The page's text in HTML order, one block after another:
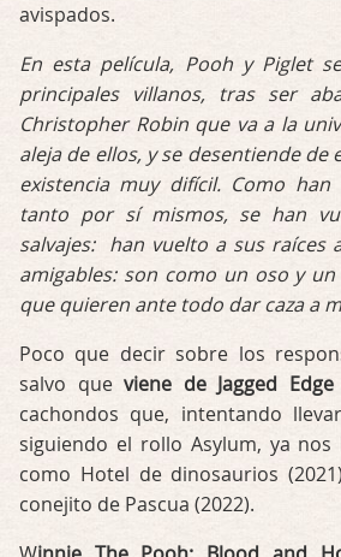
avispados.
En esta película, Pooh y Piglet
principales villanos, tras ser
Christopher Robin que va a la
aleja de ellos, y se desentiende de
existencia muy difícil. Como
tanto por sí mismos, se han
salvajes: han vuelto a sus raíces
amigables: son como un oso y
que quieren ante todo dar caza a
Poco que decir sobre los
salvo queviene de Jagged
cachondos que, intentando
siguiendo el rollo Asylum, ya nos
como Hotel de dinosaurios
conejito de Pascua (2022).